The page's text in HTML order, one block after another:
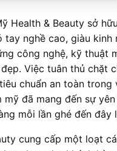
Health & Beauty sở
tay nghề cao, giàu kinh
công nghệ, kỹ thuật
Việc tuân thủ chặt
chuẩn an toàn trong
mỹ đã mang đến sự
mỗi lần ghé đến đây
cung cấp một loạt